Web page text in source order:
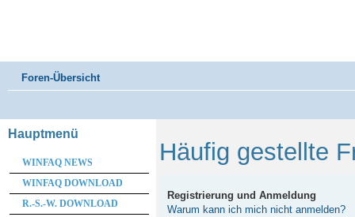
Foren-Übersicht
Häufig gestellte
Registrierung und Anmeldung
Warum kann ich mich nicht anmelden?
Hauptmenü
WINFAQ NEWS
WINFAQ DOWNLOAD
R.-S.-W. DOWNLOAD